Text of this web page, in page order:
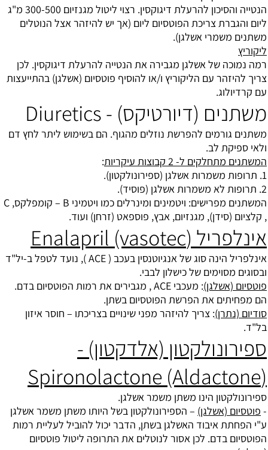
הנטייה והסיכון להרעלת דיגוקסין. רצוי ליטול מגנזיום 300-500 מ"ג
ליום והגברת צריכת הפוטסיום ליום (אך יש להיזהר אצל הנוטלים
משתנים משמרי אשלגן).
ליקוריץ
רמה נמוכה של אשלגן מגבירה את הנטייה להרעלת דיגוקסין. לכן
צריך להיזהר עם הליקוריץ ו/או להוסיף פוטסיום (אשלגן) בהתייעצות
עם קרדיולוג.
משתנים (דיורטיקס) - Diuretics
משתנים גורמים להפרשת נוזלים מהגוף. הם בשימוש ליתר לחץ דם
ולאי ספיקת לב.
המשתנים מתחלקים ל- 2 קבוצות עיקריות
:
1. תרופות משמרות אשלגן (ספירונולקטון).
2. תרופות לא משמרות אשלגן (פוסיד).
המשתנים מפרישים: ויטמינים ומינרלים כמו ויטמיני B – קומפלקס, C
, קלציום (סידן), מגנזיום, אבץ, פוספאט (זרחן) ועוד.
אינלפריל (Enalapril (vasotec
אינלפריל הינה סוג של אנגיוטנסין בעכב ( ACE ), נועד לטפל ב-יל"ד
ובסוגים מסוימים של כישלון לבבי.
פוטסיום (אשלגן)
: מעכבי ACE , מגבירים את רמות הפוטסיום בדם.
הם מפחיתים את הפרשת הפוטסיום בשתן.
סודיום (נתרן): צריך להיזהר מפני שינויים בצריכתו – חוסר איזון
בל"ד.
ספירונולקטון (אלדקטון) -
(Spironolactone (Aldactone
ספירונולקטון הינו משתן משמר אשלגן.
- פוטסיום (אשלגן) – הספירונולקטון בשל היותו משתן משמר אשלגן
ע"י הפחתת איבוד האשלגן בשתן, הדבר יכול להוביל לעליית רמות
הפוטסיום בדם. לכן אסור לנוטלים את התרופה ליטול פוטסיום